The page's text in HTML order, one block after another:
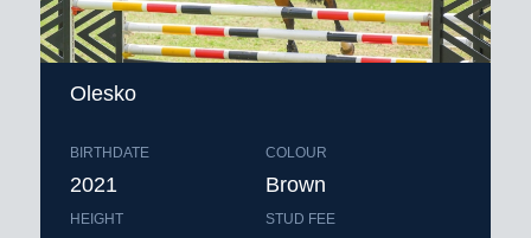
Olesko
BIRTHDATE
2021
HEIGHT
COLOUR
Brown
STUD FEE